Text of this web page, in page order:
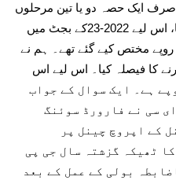
صرف ایک حصہ دو یا تین مرحلوں
میں شروع کرنے کا منصوبہ بنایا تھا، اس لیے 2022-23کے بجٹ میں
کے لیے تقریباً 1 بلین روپے مختص کیے گئے تھے۔ ہم نے
کا فیصلہ کیا۔ اس لیے اس
اب 4.7 بلین روپے ہے۔ ایک سوال کے جواب
سی نے فارورڈ سوئنگ
کے اپروچ چینل پر
ٹھیکہ گزشتہ سال جی پی
بولی کے عمل کے بعد